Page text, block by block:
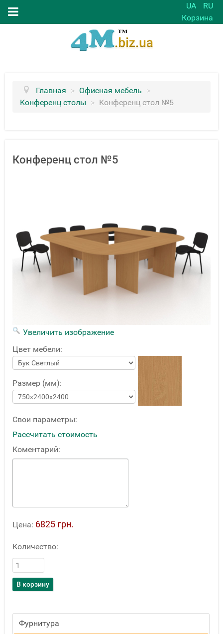
UA
RU
Корзина
Главная > Офисная мебель >
Конференц столы > Конференц стол №5
Конференц стол №5
Увеличить изображение
Цвет мебели:
Размер (мм):
Свои параметры:
Рассчитать стоимость
Коментарий:
Цена: 6825 грн.
Количество:
Фурнитура